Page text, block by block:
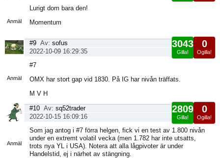
Anmäl
Lurigt dom bara den!
Momentum
Anmäl
0
Ogilla!
3043
Gilla!
#9 Av: sofus
2022-10-09 16:29:35
#7
OMX har stort gap vid 1830. På IG har nivån träffats.
M V H
Anmäl
0
Ogilla!
2809
Gilla!
#10 Av: sq52trader
2022-10-15 16:09:16
Som jag antog i #7 förra helgen, fick vi en test av 1.800 nivån
under en extremt volatil vecka (men 1.782 har inte utsatts,
trots nya YL i USA). Notera att alla lågpivoter är under
Handelstid, ej i närhet av stängning.